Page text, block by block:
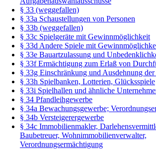
§ 33 (weggefallen)
§ 33a Schaustellungen von Personen
§ 33b (weggefallen)
§ 33c Spielgeräte mit Gewinnmöglichkeit
§ 33d Andere Spiele mit
§ 33e Bauartzulassung und
§ 33f Ermächtigung zum Erlaß von
§ 33g Einschränkung und Ausdehnung
§ 33h Spielbanken, Lotterien, Glücksspiele
§ 33i Spielhallen und ähnliche
§ 34 Pfandleihgewerbe
§ 34a Bewachungsgewerbe;
§ 34b Versteigerergewerbe
§ 34c Immobilienmakler,
Baubetreuer, Wohnimmobilienverwalter,
Verordnungsermächtigung